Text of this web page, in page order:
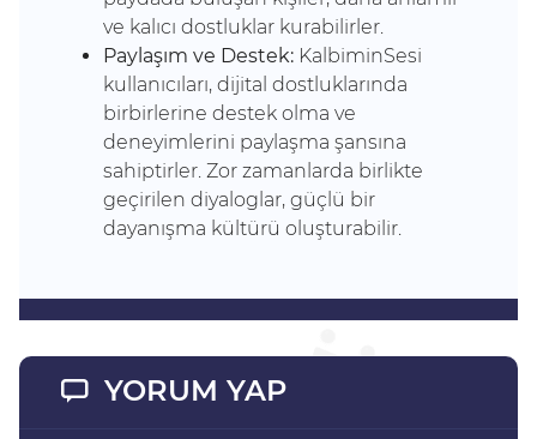
ve kalıcı dostluklar kurabilirler.
Paylaşım ve Destek: KalbiminSesi
kullanıcıları, dijital dostluklarında
birbirlerine destek olma ve
deneyimlerini paylaşma şansına
sahiptirler. Zor zamanlarda birlikte
geçirilen diyaloglar, güçlü bir
dayanışma kültürü oluşturabilir.
YORUM YAP